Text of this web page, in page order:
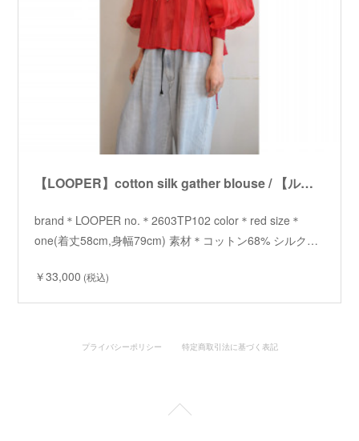
【LOOPER】cotton silk gather blouse / 【ルーパー】コットンシルクギャザーブラウス
brand＊LOOPER no.＊2603TP102 color＊red size＊
one(着丈58cm,身幅79cm) 素材＊コットン68% シルク…
￥33,000 (税込)
プライバシーポリシー 特定商取引法に基づく表記